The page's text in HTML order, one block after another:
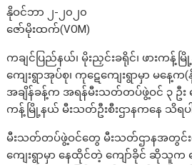
နိုဝင်ဘာ ၂-၂၀၂၀
ဇော်မိုးထက်(VOM)
ကချင်ပြည်နယ်၊ မိုးညှင်းခရိုင်၊ ဖားကန့်မ
ကျေးရွာအုပ်စု၊ ကုဋေကျေးရွာမှာ မနေ့
အချိန်ခန့်က အရန်မီးသတ်တပ်ဖွဲ့ဝင် ၃ ဦး
ကန့်မြို့နယ် မီးသတ်ဦးစီးဌာနကနေ သိရ
မီးသတ်တပ်ဖွဲ့ဝင်တွေ မီးသတ်ဌာနအတွင်းမှ
ကျေးရွာမှာ နေထိုင်တဲ့ ကျော်ခိုင် ဆိုသူက ဓ